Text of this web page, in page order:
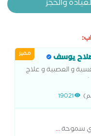
والحجز
مميز يوسف
و العصبية و علاج
شمس عضو الجمعية
النفسيين .عضو
النفسي مدير
19021
سموحة...